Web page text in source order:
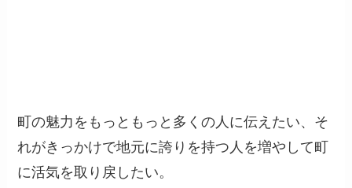
町の魅力をもっともっと多くの人に伝えたい、そ
れがきっかけで地元に誇りを持つ人を増やして町
に活気を取り戻したい。